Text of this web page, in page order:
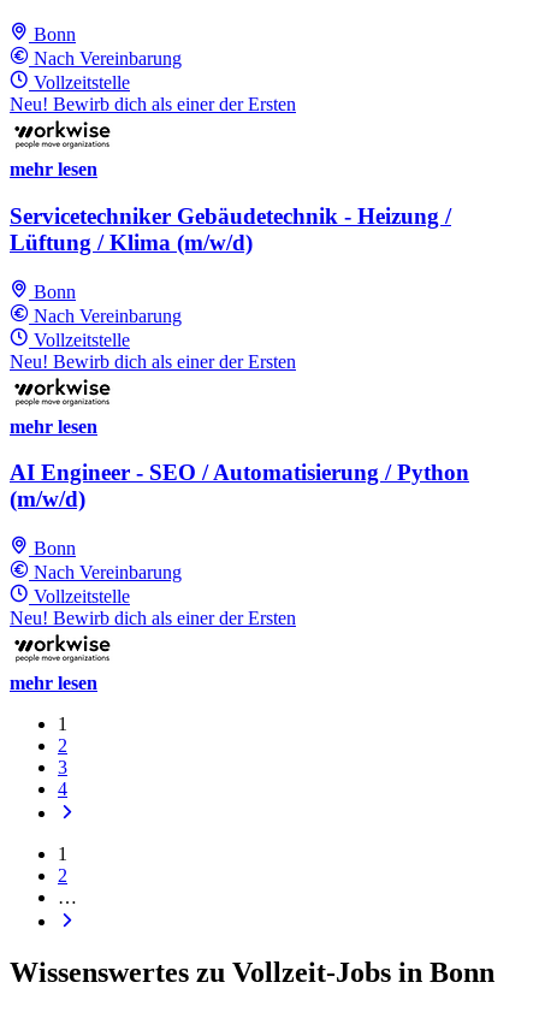
Bonn
Nach Vereinbarung
Vollzeitstelle
Neu! Bewirb dich als einer der Ersten
mehr lesen
Servicetechniker Gebäudetechnik - Heizung /
Lüftung / Klima (m/w/d)
Bonn
Nach Vereinbarung
Vollzeitstelle
Neu! Bewirb dich als einer der Ersten
mehr lesen
AI Engineer - SEO / Automatisierung / Python
(m/w/d)
Bonn
Nach Vereinbarung
Vollzeitstelle
Neu! Bewirb dich als einer der Ersten
mehr lesen
1
2
3
4
1
2
…
Wissenswertes zu Vollzeit-Jobs in Bonn